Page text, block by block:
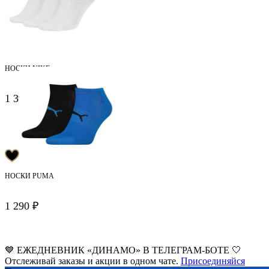
НОСКИ NIKE
1 393 ₽ 1 990 ₽
НОСКИ PUMA
1 290 ₽
💙 ЕЖЕДНЕВНИК «ДИНАМО» В ТЕЛЕГРАМ-БОТЕ 🤍
Отслеживай заказы и акции в одном чате. Присоединяйся